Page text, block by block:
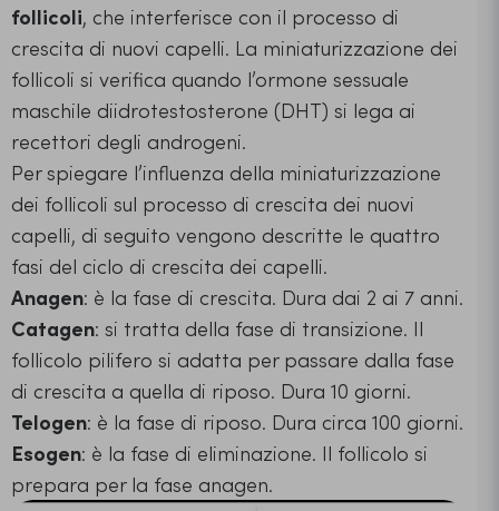
follicoli, che interferisce con il processo di
crescita di nuovi capelli. La miniaturizzazione dei
follicoli si verifica quando l’ormone sessuale
maschile diidrotestosterone (DHT) si lega ai
recettori degli androgeni.
Per spiegare l’influenza della miniaturizzazione
dei follicoli sul processo di crescita dei nuovi
capelli, di seguito vengono descritte le quattro
fasi del ciclo di crescita dei capelli.
Anagen: è la fase di crescita. Dura dai 2 ai 7 anni.
Catagen: si tratta della fase di transizione. Il
follicolo pilifero si adatta per passare dalla fase
di crescita a quella di riposo. Dura 10 giorni.
Telogen: è la fase di riposo. Dura circa 100 giorni.
Esogen: è la fase di eliminazione. Il follicolo si
prepara per la fase anagen.